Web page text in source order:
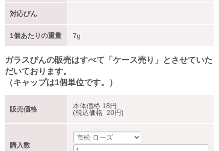
対応びん
1個あたりの重量 7g
ガラスびんの販売はすべて「ケース売り」とさせていた
だいております。
（キャップは1個単位です。）
販売価格 本体価格 18円
(税込価格 20円)
購入数